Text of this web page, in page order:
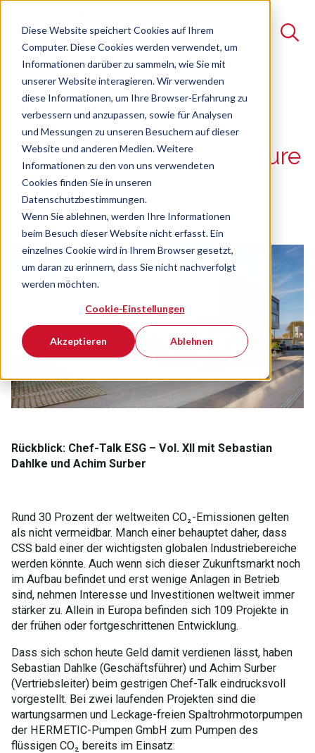
Diese Website speichert Cookies auf Ihrem
Computer. Diese Cookies werden verwendet, um
Informationen darüber zu sammeln, wie Sie mit
unserer Website interagieren. Wir verwenden
diese Informationen, um Ihre Browser-Erfahrung zu
verbessern und anzupassen, sowie für Analysen
und Messungen zu unseren Besuchern auf dieser
Website und anderen Medien. Weitere
Informationen zu den von uns verwendeten
Cookies finden Sie in unseren
Datenschutzbestimmungen.
Wenn Sie ablehnen, werden Ihre Informationen
beim Besuch dieser Website nicht erfasst. Ein
einzelnes Cookie wird in Ihrem Browser gesetzt,
um daran zu erinnern, dass Sie nicht nachverfolgt
werden möchten.
Cookie-Einstellungen
Akzeptieren Ablehnen
Suche
Es gibt keine Vorschläge, da das Suchfeld leer ist.
Sichere
Pumpentechnologie
ermöglicht Carbon Capture
& Storage
15.05.2025
Rückblick: Chef-Talk ESG – Vol. XII mit Sebastian
Dahlke und Achim Surber
Rund 30 Prozent der weltweiten CO₂-Emissionen gelten
als nicht vermeidbar. Manch einer behauptet daher, dass
CSS bald einer der wichtigsten globalen Industriebereiche
werden könnte. Auch wenn sich dieser Zukunftsmarkt noch
im Aufbau befindet und erst wenige Anlagen in Betrieb
sind, nehmen Interesse und Investitionen weltweit immer
stärker zu. Allein in Europa befinden sich 109 Projekte in
der frühen oder fortgeschrittenen Entwicklung.
Dass sich schon heute Geld damit verdienen lässt, haben
Sebastian Dahlke (Geschäftsführer) und Achim Surber
(Vertriebsleiter) beim gestrigen Chef-Talk eindrucksvoll
vorgestellt. Bei zwei laufenden Projekten sind die
wartungsarmen und Leckage-freien Spaltrohrmotorpumpen
der HERMETIC-Pumpen GmbH zum Pumpen des
flüssigen CO₂ bereits im Einsatz: